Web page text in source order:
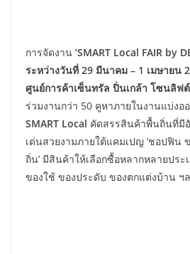
การจัดงาน ‘SMART Local FAIR by
ระหว่างวันที่ 29 มีนาคม – 1 เมษายน
ศูนย์การค้าเซ็นทรัล ปิ่นเกล้า โซนลิฟ
ร่วมงานกว่า 50 คูหาภายในงานแบ่งอ
SMART Local คัดสรรสินค้าพื้นถิ่นที่มี
เด่นสวยงามภายใต้แคมเปญ ‘ชอปฟิน
ถิ่น’ มีสินค้าให้เลือกซื้อหลากหลายประ
ของใช้ ของประดับ ของตกแต่งบ้าน ฯ